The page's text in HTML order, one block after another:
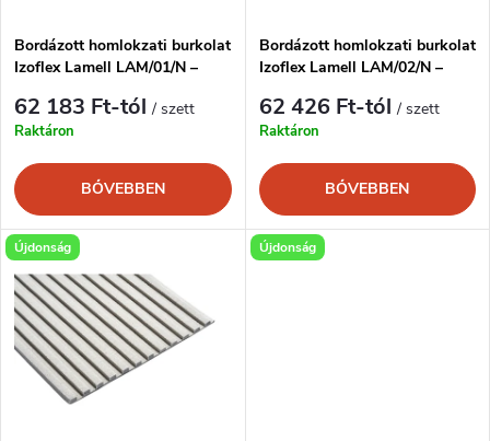
e
k
r
e
n
d
é
k
e
k
l
i
s
Bordázott homlokzati burkolat
Izoflex Lamell LAM/01/N –
62 183 Ft-tól/ szett
Raktáron
BŐVEBBEN
Bordázott homlokzati burkolat
Izoflex Lamell LAM/02/N –
62 426 Ft-tól/ szett
Raktáron
BŐVEBBEN
Újdonság Újdonság